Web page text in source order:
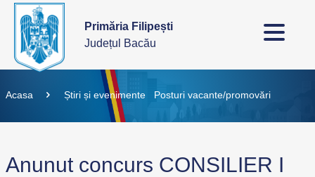
Primăria Filipești
Județul Bacău
Acasa Știri și evenimente Posturi vacante/promovări
Anunut concurs CONSILIER I